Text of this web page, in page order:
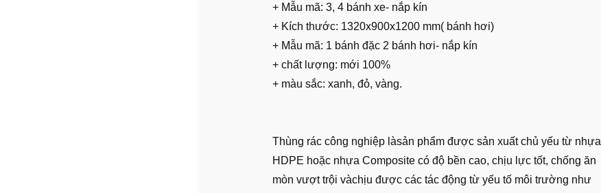
+ Mẫu mã: 3, 4 bánh xe- nắp kín
+ Kích thước: 1320x900x1200 mm( bánh hơi)
+ Mẫu mã: 1 bánh đặc 2 bánh hơi- nắp kín
+ chất lượng: mới 100%
+ màu sắc: xanh, đỏ, vàng.
Thùng rác công nghiệp làsản phẩm được sản xuất chủ yếu từ nhựa
HDPE hoặc nhựa Composite có độ bền cao, chịu lực tốt, chống ăn
mòn vượt trội vàchịu được các tác động từ yếu tố môi trường như